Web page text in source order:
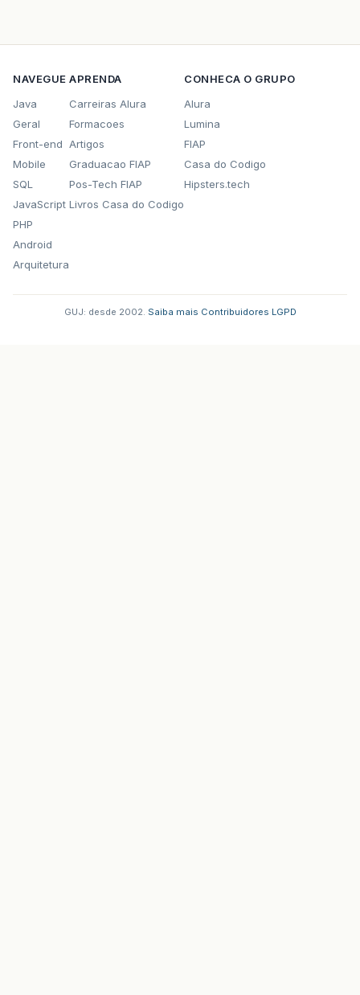
NAVEGUE
Java
Geral
Front-end
Mobile
SQL
JavaScript
PHP
Android
Arquitetura
APRENDA
Carreiras Alura
Formacoes
Artigos
Graduacao FIAP
Pos-Tech FIAP
Livros Casa do Codigo
CONHECA O GRUPO
Alura
Lumina
FIAP
Casa do Codigo
Hipsters.tech
GUJ: desde 2002. Saiba mais Contribuidores LGPD